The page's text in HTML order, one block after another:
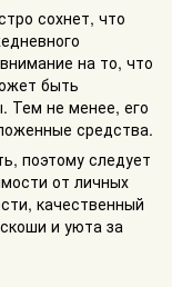
сохнет, что
на то, что
быть
Тем не менее, его
средства.
поэтому следует
от личных
качественный
и уюта за